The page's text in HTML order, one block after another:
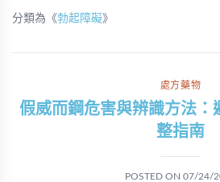
分類為《勃起障礙》
處方藥物
假威而鋼危害與辨識方法：
整指南
POSTED ON 07/24/